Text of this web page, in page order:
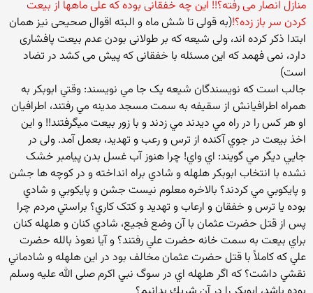
منازل انصار می رفته؟!! این چه خفقانی بوده که علی ماهها از بیعت
کردن سر باز زده؟!(به قولی تا شش ماه و البته اقوال صحیحی نیز همان
ابتدا ذکر کرده اند، ولی شیعه که بر طولانی بودن عدم بیعت پافشاری
دارد، نمی فهمد که این مسئله با خفقانی که پیش می کشد در تضاد
است)
جالب است که نویسندگان شیعه يک جا مي نویسند: وقتي ابوبکر به
همراه اطرافيانش از سقيفه به سمت مسجد مدينه مي رفتند، اطرافيان
او هر کس را در راه مي ديدند مي زدند و با زور بيعت ميگرفتند!! و اين
اخذ بيعت در جوي آکنده از ترس و رعب و تهديد، بعمل آمد. ولی در
جايي ديگر مي گويند: اي واي! چرا هنوز آب غسل بدن پيامبر خشک
نشده با انتخاب ابوبکر هلهله و شادي براه انداخته و در کوچه ها جشن
و پايکوبي مي کردند؟ بالاخره معلوم نيست جشن و پايکوبي و شادي
بوده يا ترس و خفقان و ارعاب و تهديد و کتک کاري؟ براستي مردم چرا
پس از قتل حضرت عثمان با آن وضع فجيع، شادي کنان و هلهله کنان
براي بيعت به سمت خانه حضرت علي رفتند؟ و آيا نعوذ بالله حضرت
علي که کاملاً با قتل حضرت عثمان مخالف بود در اين هلهله و شادماني
نقشي داشت؟ كه اگر هلهله اي در سوگ نبي اكرم صلی الله علیه وسلم